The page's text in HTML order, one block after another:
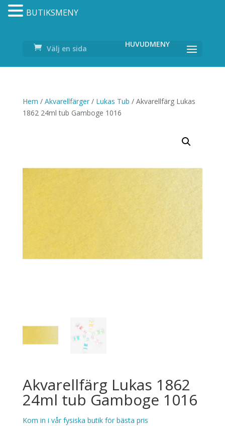
Välj en sida
Hem / Akvarellfärger/ Lukas Tub / Akvarellfärg Lukas
1862 24ml tub Gamboge 1016
Akvarellfärg Lukas 1862
24ml tub Gamboge 1016
Kom in i vår fysiska butik för bästa pris
BUTIKSMENY